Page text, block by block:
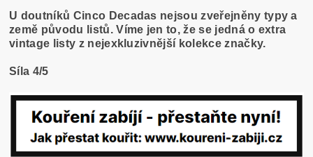
U doutníků Cinco Decadas nejsou zveřejněny typy a
země původu listů. Víme jen to, že se jedná o extra
vintage listy z nejexkluzivnější kolekce značky.
Síla 4/5